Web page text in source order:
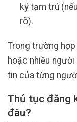
ký tạm trú
rõ).
Trong trường
hoặc nhiều
tin của từng
Thủ tục đăng
đâu?